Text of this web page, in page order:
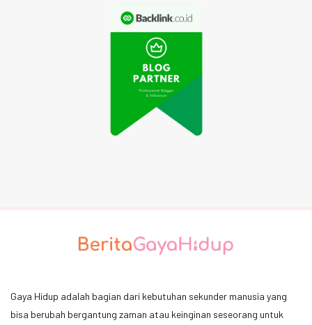
Gaya Hidup adalah bagian dari kebutuhan sekunder manusia yang
bisa berubah bergantung zaman atau keinginan seseorang untuk